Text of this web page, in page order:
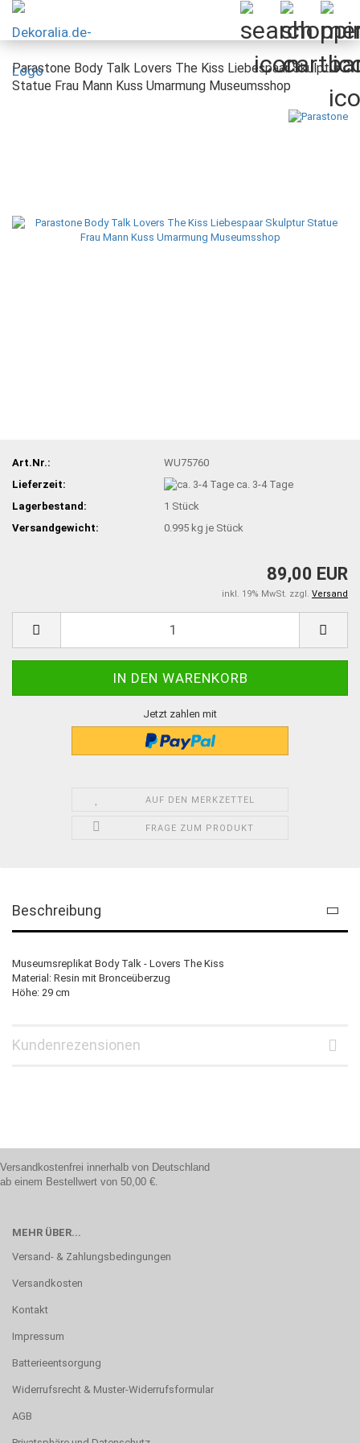
Parastone Body Talk Lovers The Kiss Liebespaar Skulptur
Statue Frau Mann Kuss Umarmung Museumsshop
Art.Nr.:
WU75760
Lieferzeit:
ca. 3-4 Tage
Lagerbestand:
1 Stück
Versandgewicht:
0.995 kg je Stück
89,00 EUR
inkl. 19% MwSt. zzgl. Versand
Jetzt zahlen mit
AUF DEN MERKZETTEL
FRAGE ZUM PRODUKT
Beschreibung
Museumsreplikat Body Talk - Lovers The Kiss
Material: Resin mit Bronceüberzug
Höhe: 29 cm
Kundenrezensionen
Versandkostenfrei innerhalb von Deutschland
ab einem Bestellwert von 50,00 €.
MEHR ÜBER...
Versand- & Zahlungsbedingungen
Versandkosten
Kontakt
Impressum
Batterieentsorgung
Widerrufsrecht & Muster-Widerrufsformular
AGB